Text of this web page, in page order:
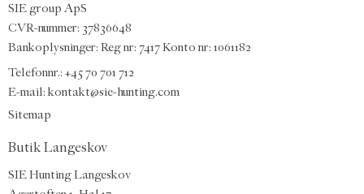
SIE group ApS
CVR-nummer: 37836648
Bankoplysninger: Reg nr: 7417 Konto nr: 1061182
Telefonnr.: +45 70 701 712
E-mail: kontakt@sie-hunting.com
Sitemap
Butik Langeskov
SIE Hunting Langeskov